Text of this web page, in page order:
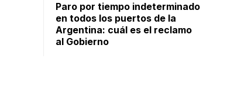
Paro por tiempo indeterminado
en todos los puertos de la
Argentina: cuál es el reclamo
al Gobierno